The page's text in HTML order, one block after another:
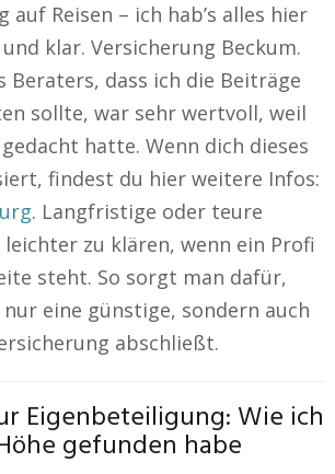
auf Reisen – ich hab’s alles hier
klar. Versicherung Beckum.
Beraters, dass ich die Beiträge
sollte, war sehr wertvoll, weil
hatte. Wenn dich dieses
findest du hier weitere Infos:
. Langfristige oder teure
zu klären, wenn ein Profi
steht. So sorgt man dafür,
eine günstige, sondern auch
abschließt.
Eigenbeteiligung: Wie ich
gefunden habe